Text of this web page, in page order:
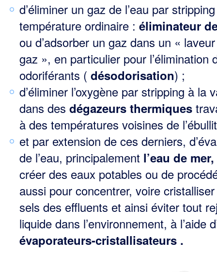
d’éliminer un gaz de l’eau par
température ordinaire : éliminateur
ou d’adsorber un gaz dans un «
gaz », en particulier pour l’élimination
odoriférants ( désodorisation) ;
d’éliminer l’oxygène par stripping à la
dans des dégazeurs thermiques
à des tempé­ratures voisines de
et par extension de ces derniers,
de l’eau, principalement l’eau de mer,
créer des eaux potables ou de
aussi pour concentrer, voire
sels des effluents et ainsi éviter tout
liquide dans l’environnement, à l’aide
évaporateurs-cristallisateurs .